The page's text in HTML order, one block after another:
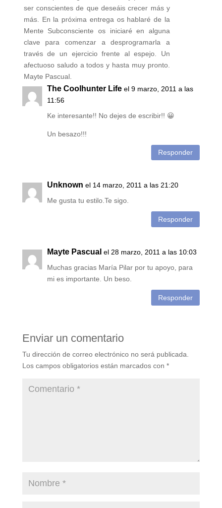
ser conscientes de que deseáis crecer más y
más. En la próxima entrega os hablaré de la
Mente Subconsciente os iniciaré en alguna
clave para comenzar a desprogramarla a
través de un ejercicio frente al espejo. Un
afectuoso saludo a todos y hasta muy pronto.
Mayte Pascual.
The Coolhunter Life el 9 marzo, 2011 a las
11:56
Ke interesante!! No dejes de escribir!! 😀
Un besazo!!!
Responder
Unknown el 14 marzo, 2011 a las 21:20
Me gusta tu estilo.Te sigo.
Responder
Mayte Pascual el 28 marzo, 2011 a las 10:03
Muchas gracias María Pilar por tu apoyo, para
mi es importante. Un beso.
Responder
Enviar un comentario
Tu dirección de correo electrónico no será publicada.
Los campos obligatorios están marcados con *